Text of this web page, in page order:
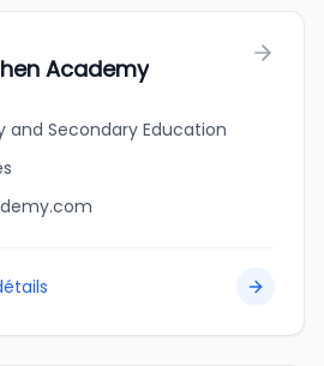
Academy
and Secondary Education